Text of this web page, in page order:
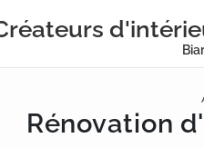
Rénovation